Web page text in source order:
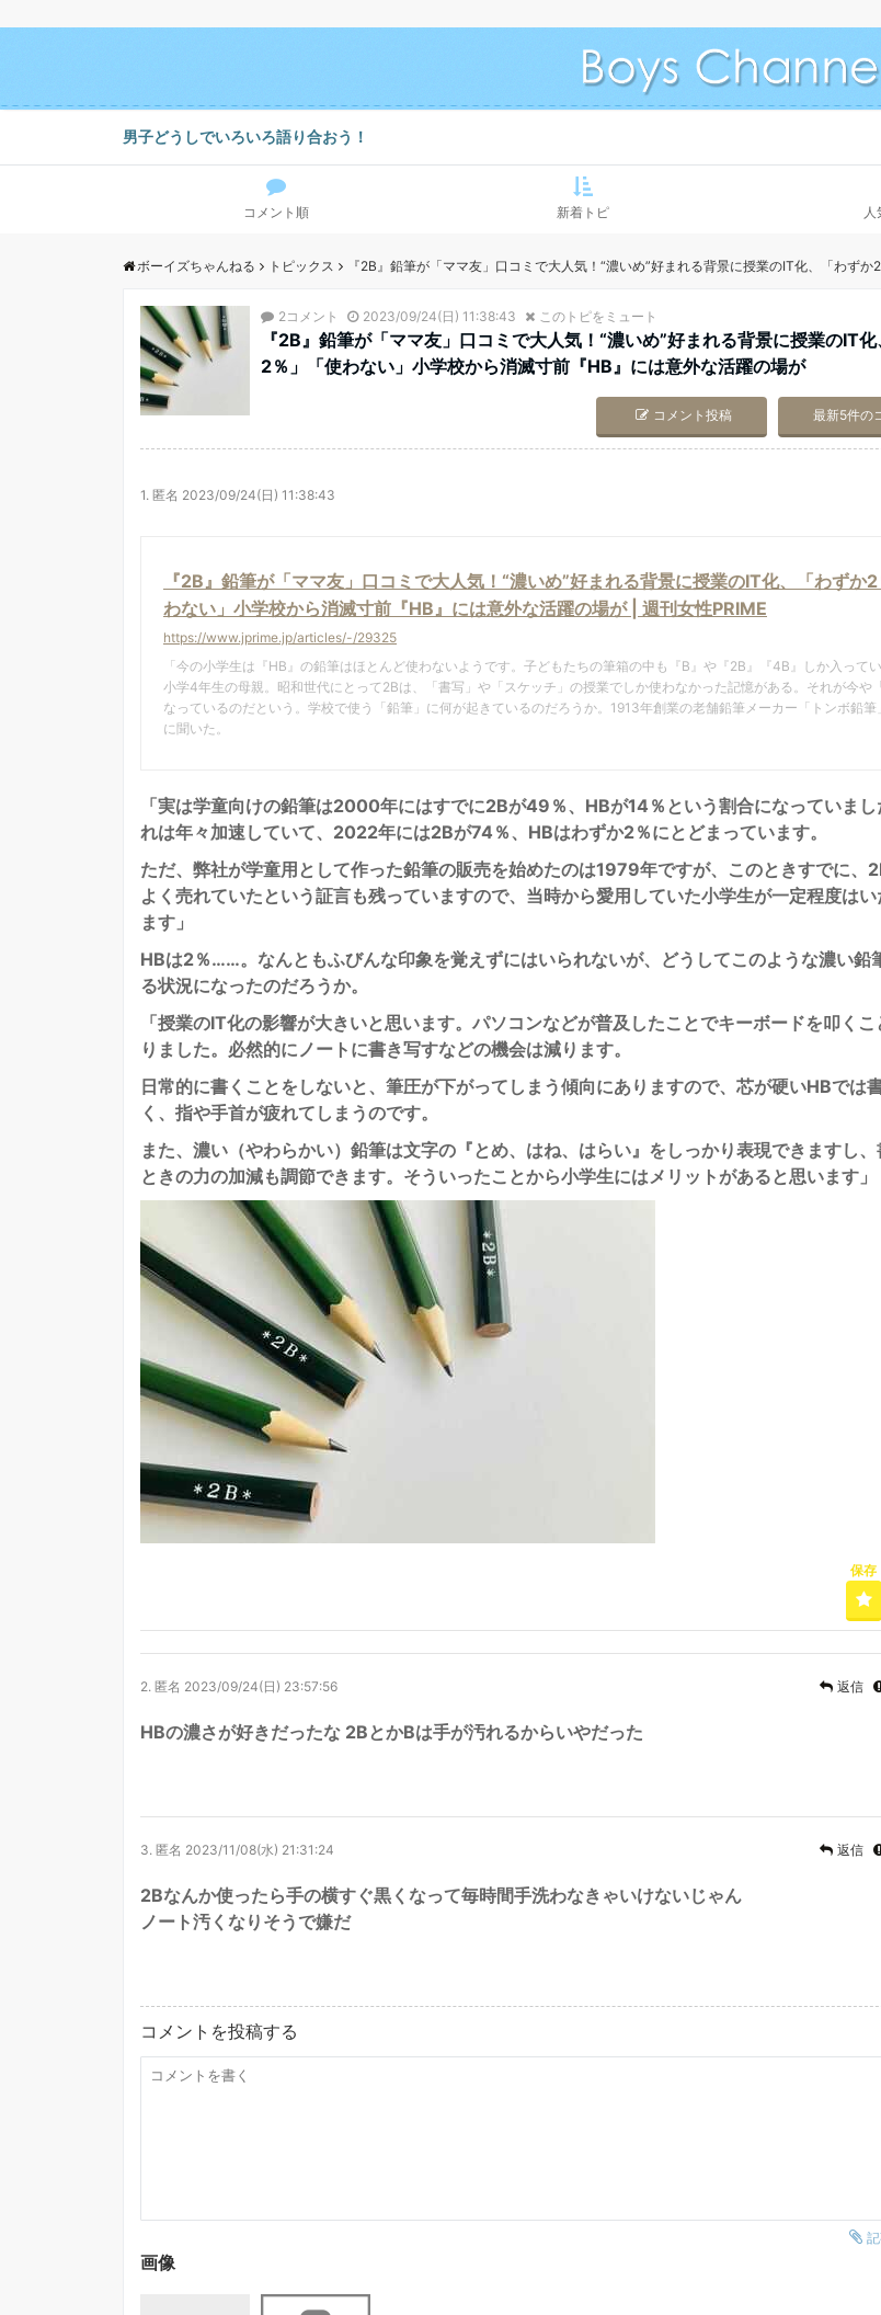
男子どうしでいろいろ語り合おう！
コメント順 新着トピ 人
ボーイズちゃんねる トピックス 『2B』鉛筆が「ママ友」口コミで大人気！“濃いめ”好まれる背景に授業のIT化、「わず
2コメント 2023/09/24(日) 11:38:43 このトピをミュート
『2B』鉛筆が「ママ友」口コミで大人気！“濃いめ”好まれる背景に授業のIT
2％」「使わない」小学校から消滅寸前『HB』には意外な活躍の場が
コメント投稿 最新5件の
1. 匿名 2023/09/24(日) 11:38:43
『2B』鉛筆が「ママ友」口コミで大人気！“濃いめ”好まれる背景に授業のIT化、「わずか
わない」小学校から消滅寸前『HB』には意外な活躍の場が | 週刊女性PRIME
https://www.jprime.jp/articles/-/29325
「今の小学生は『HB』の鉛筆はほとんど使わないようです。子どもたちの筆箱の中も『B』や『2B』『4B』しか入って
小学4年生の母親。昭和世代にとって2Bは、「書写」や「スケッチ」の授業でしか使わなかった記憶がある。それが今や
なっているのだという。学校で使う「鉛筆」に何が起きているのだろうか。1913年創業の老舗鉛筆メーカー「トンボ鉛筆
に聞いた。
「実は学童向けの鉛筆は2000年にはすでに2Bが49％、HBが14％という割合になっていま
れは年々加速していて、2022年には2Bが74％、HBはわずか2％にとどまっています。
ただ、弊社が学童用として作った鉛筆の販売を始めたのは1979年ですが、このときすでに、
よく売れていたという証言も残っていますので、当時から愛用していた小学生が一定程度は
ます」
HBは2％……。なんともふびんな印象を覚えずにはいられないが、どうしてこのような濃い鉛
る状況になったのだろうか。
「授業のIT化の影響が大きいと思います。パソコンなどが普及したことでキーボードを叩く
りました。必然的にノートに書き写すなどの機会は減ります。
日常的に書くことをしないと、筆圧が下がってしまう傾向にありますので、芯が硬いHBでは
く、指や手首が疲れてしまうのです。
また、濃い（やわらかい）鉛筆は文字の『とめ、はね、はらい』をしっかり表現できますし
ときの力の加減も調節できます。そういったことから小学生にはメリットがあると思います」
保存
2. 匿名 2023/09/24(日) 23:57:56 返信
HBの濃さが好きだったな 2BとかBは手が汚れるからいやだった
3. 匿名 2023/11/08(水) 21:31:24 返信
2Bなんか使ったら手の横すぐ黒くなって毎時間手洗わなきゃいけないじゃん
ノート汚くなりそうで嫌だ
コメントを投稿する
画像